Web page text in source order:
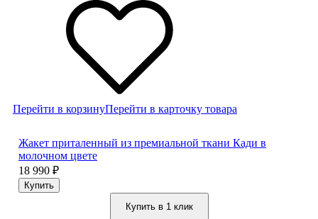
Перейти в корзинуПерейти в карточку товара
Жакет приталенный из премиальной ткани Кади в
молочном цвете
18 990 ₽
Купить в 1 клик